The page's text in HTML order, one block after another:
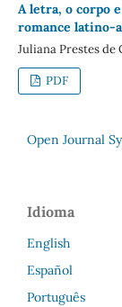
A letra, o corpo
romance latino-
Juliana Prestes de
PDF
Open Journal
Idioma
English
Español
Português